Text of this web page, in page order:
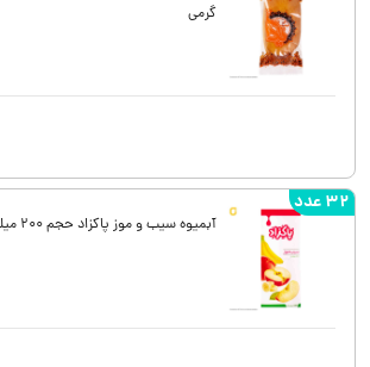
گرمی
آبمیوه سیب و موز پاکزاد حجم 200 میلی لیتری
32 عدد